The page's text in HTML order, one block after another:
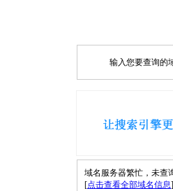
输入您要查询的
域名服务器繁忙，未查
[点击查看全部域名信息]